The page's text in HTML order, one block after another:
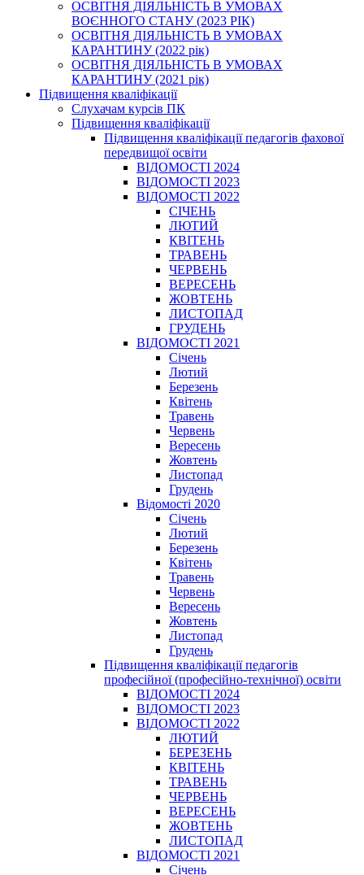
ОСВІТНЯ ДІЯЛЬНІСТЬ В УМОВАХ
ВОЄННОГО СТАНУ (2023 РІК)
ОСВІТНЯ ДІЯЛЬНІСТЬ В УМОВАХ
КАРАНТИНУ (2022 рік)
ОСВІТНЯ ДІЯЛЬНІСТЬ В УМОВАХ
КАРАНТИНУ (2021 рік)
Підвищення кваліфікації
Слухачам курсів ПК
Підвищення кваліфікації
Підвищення кваліфікації педагогів фахової
передвищої освіти
ВІДОМОСТІ 2024
ВІДОМОСТІ 2023
ВІДОМОСТІ 2022
СІЧЕНЬ
ЛЮТИЙ
КВІТЕНЬ
ТРАВЕНЬ
ЧЕРВЕНЬ
ВЕРЕСЕНЬ
ЖОВТЕНЬ
ЛИСТОПАД
ГРУДЕНЬ
ВІДОМОСТІ 2021
Січень
Лютий
Березень
Квітень
Травень
Червень
Вересень
Жовтень
Листопад
Грудень
Відомості 2020
Січень
Лютий
Березень
Квітень
Травень
Червень
Вересень
Жовтень
Листопад
Грудень
Підвищення кваліфікації педагогів
професійної (професійно-технічної) освіти
ВІДОМОСТІ 2024
ВІДОМОСТІ 2023
ВІДОМОСТІ 2022
ЛЮТИЙ
БЕРЕЗЕНЬ
КВІТЕНЬ
ТРАВЕНЬ
ЧЕРВЕНЬ
ВЕРЕСЕНЬ
ЖОВТЕНЬ
ЛИСТОПАД
ВІДОМОСТІ 2021
Січень